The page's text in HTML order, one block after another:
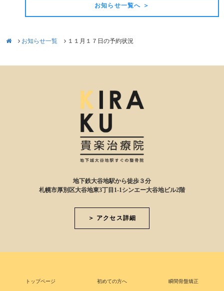
お知らせ一覧へ ＞
お知らせ一覧 １１月１７日の予約状況
地下鉄大谷地駅から徒歩３分
札幌市厚別区大谷地東3丁目1-1シンエー大谷地ビル2階
＞ アクセス詳細
トップページ 初めての方へ 瞬間骨盤矯正